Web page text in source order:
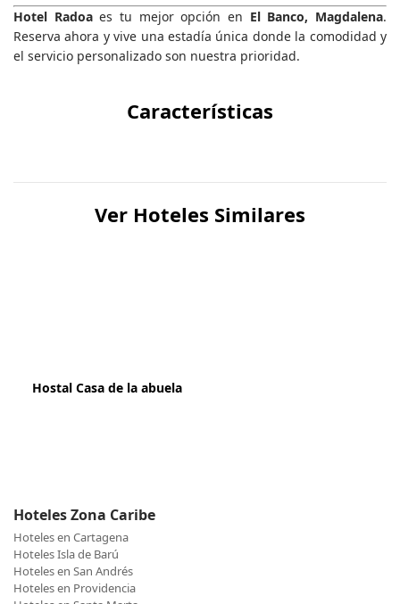
Hotel Radoaes tu mejor opción en El Banco, Magdalena.
Reserva ahora y vive una estadía única donde la comodidad y
el servicio personalizado son nuestra prioridad.
Características
Ver Hoteles Similares
Hostal Casa de la abuela
Hoteles Zona Caribe
Hoteles en Cartagena
Hoteles Isla de Barú
Hoteles en San Andrés
Hoteles en Providencia